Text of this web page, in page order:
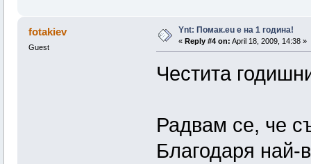
fotakiev
Guest
Ynt: Помак.eu e на 1 година!
« Reply #4 on: April 18, 2009, 14:38 »
Честита
Радвам се, че
Благодаря най-